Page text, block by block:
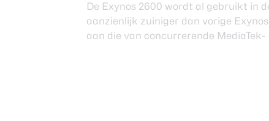
De Exynos 2600 wordt al gebruikt in
aanzienlijk zuiniger dan vorige
aan die van concurrerende